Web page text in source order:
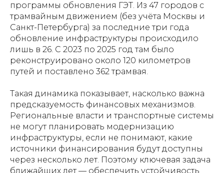
программы обновления ГЭТ. Из 47 городов с
трамвайным движением (без учёта Москвы и
Санкт-Петербурга) за последние три года
обновление инфраструктуры происходило
лишь в 26. С 2023 по 2025 год там было
реконструировано около 120 километров
путей и поставлено 362 трамвая.
Такая динамика показывает, насколько важна
предсказуемость финансовых механизмов.
Региональные власти и транспортные системы
не могут планировать модернизацию
инфраструктуры, если не понимают, какие
источники финансирования будут доступны
через несколько лет. Поэтому ключевая задача
ближайших лет — обеспечить устойчивость